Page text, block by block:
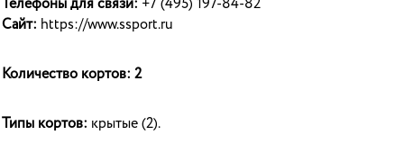
Сайт: https://www.ssport.ru
Количество кортов: 2
Типы кортов: крытые (2).